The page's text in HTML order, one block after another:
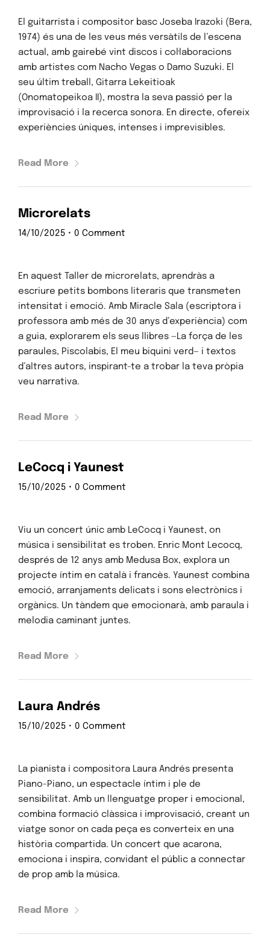
El guitarrista i compositor basc Joseba Irazoki (Bera,
1974) és una de les veus més versàtils de l’escena
actual, amb gairebé vint discos i col·laboracions
amb artistes com Nacho Vegas o Damo Suzuki. El
seu últim treball, Gitarra Lekeitioak
(Onomatopeikoa II), mostra la seva passió per la
improvisació i la recerca sonora. En directe, ofereix
experiències úniques, intenses i imprevisibles.
Read More
Microrelats
14/10/2025 • 0 Comment
En aquest Taller de microrelats, aprendràs a
escriure petits bombons literaris que transmeten
intensitat i emoció. Amb Miracle Sala (escriptora i
professora amb més de 30 anys d’experiència) com
a guia, explorarem els seus llibres —La força de les
paraules, Piscolabis, El meu biquini verd— i textos
d’altres autors, inspirant-te a trobar la teva pròpia
veu narrativa.
Read More
LeCocq i Yaunest
15/10/2025 • 0 Comment
Viu un concert únic amb LeCocq i Yaunest, on
música i sensibilitat es troben. Enric Mont Lecocq,
després de 12 anys amb Medusa Box, explora un
projecte íntim en català i francès. Yaunest combina
emoció, arranjaments delicats i sons electrònics i
orgànics. Un tàndem que emocionarà, amb paraula i
melodia caminant juntes.
Read More
Laura Andrés
15/10/2025 • 0 Comment
La pianista i compositora Laura Andrés presenta
Piano-Piano, un espectacle íntim i ple de
sensibilitat. Amb un llenguatge proper i emocional,
combina formació clàssica i improvisació, creant un
viatge sonor on cada peça es converteix en una
història compartida. Un concert que acarona,
emociona i inspira, convidant el públic a connectar
de prop amb la música.
Read More
Inici
Programació
Mascanada6
El repte